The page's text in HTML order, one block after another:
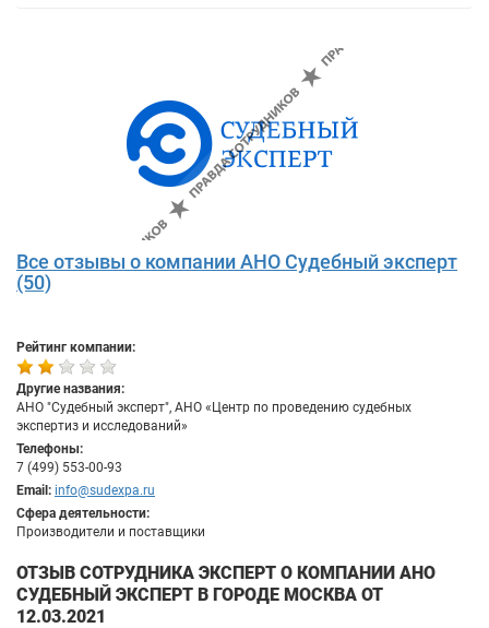
Все отзывы о компании АНО Судебный эксперт
(50)
Рейтинг компании:
Другие названия:
АНО "Судебный эксперт", АНО «Центр по проведению судебных
экспертиз и исследований»
Телефоны:
7 (499) 553-00-93
Email: info@sudexpa.ru
Сфера деятельности:
Производители и поставщики
ОТЗЫВ СОТРУДНИКА ЭКСПЕРТ О КОМПАНИИ АНО
СУДЕБНЫЙ ЭКСПЕРТ В ГОРОДЕ МОСКВА ОТ
12.03.2021